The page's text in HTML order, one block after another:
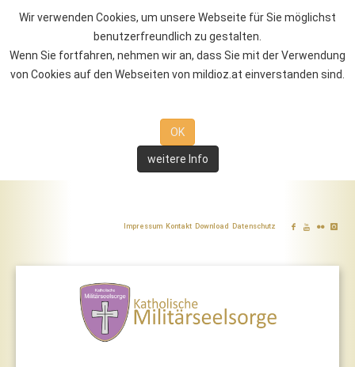
Wir verwenden Cookies, um unsere Webseite für Sie möglichst
benutzerfreundlich zu gestalten.
Wenn Sie fortfahren, nehmen wir an, dass Sie mit der Verwendung
von Cookies auf den Webseiten von mildioz.at einverstanden sind.
OK
weitere Info
Impressum Kontakt Download Datenschutz